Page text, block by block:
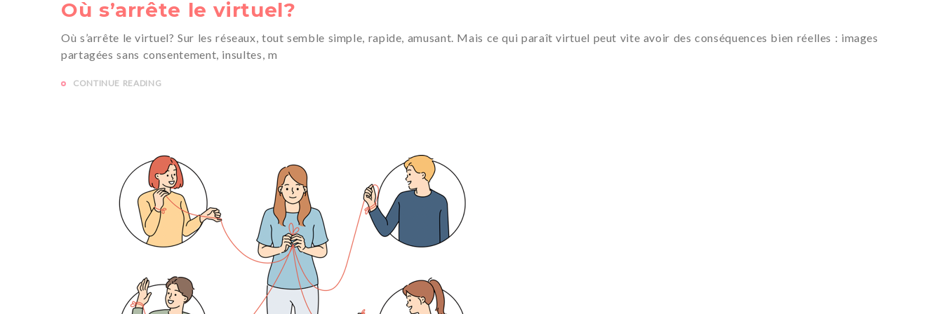
Où s’arrête le virtuel?
Où s’arrête le virtuel? Sur les réseaux, tout semble simple, rapide, amusant. Mais ce qui paraît virtuel peut vite avoir des conséquences bien réelles : images
partagées sans consentement, insultes, m
CONTINUE READING